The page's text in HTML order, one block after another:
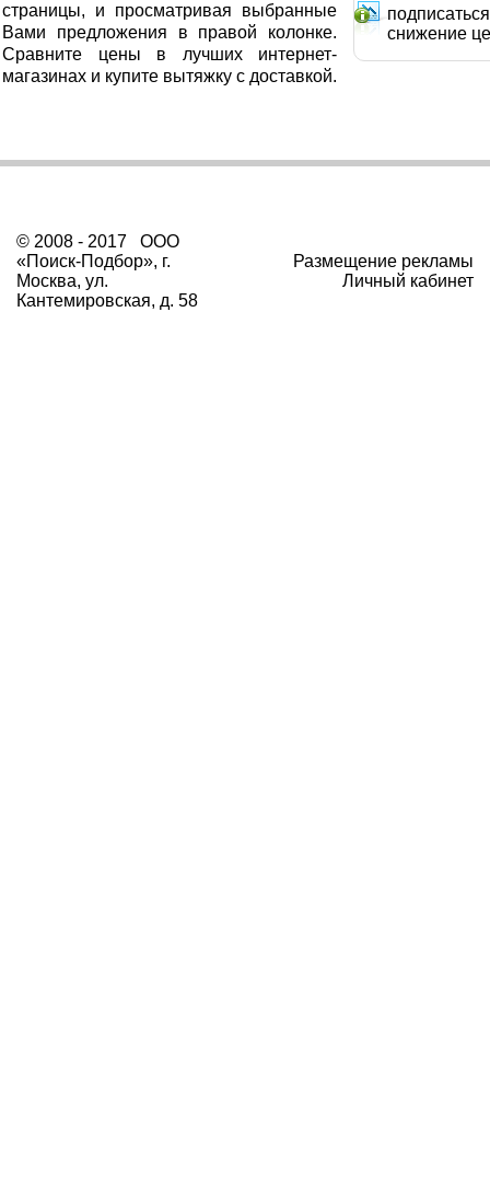
снижение
страницы, и просматривая выбранные
Вами предложения в правой колонке.
Сравните цены в лучших интернет-
магазинах и купите вытяжку с доставкой.
© 2008 - 2017 ООО
«Поиск-Подбор», г.
Москва, ул.
Кантемировская, д. 58
Размещение рекламы
Личный кабинет